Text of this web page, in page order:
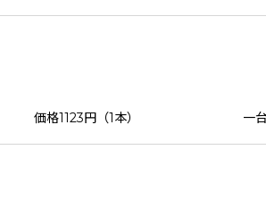
絞り込む
格1123円（1本） 一台で2本